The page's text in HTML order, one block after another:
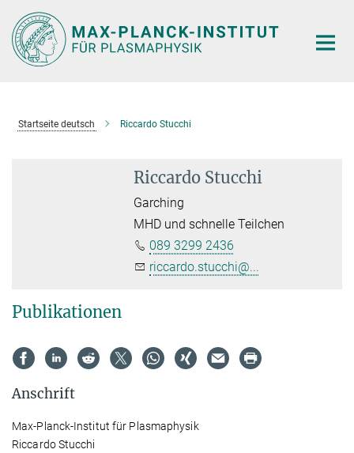
Hauptinhalt
Startseite deutsch Riccardo Stucchi
Riccardo Stucchi
Garching
MHD und schnelle Teilchen
089 3299 2436
riccardo.stucchi@...
Publikationen
Anschrift
Max-Planck-Institut für Plasmaphysik
Riccardo Stucchi